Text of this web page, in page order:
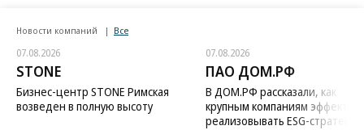
Новости компаний Все
07.08.2026
STONE
Бизнес-центр STONE Римская
возведен в полную высоту
07.08.2026
ПАО ДОМ.РФ
В ДОМ.РФ рассказали, как
крупным компаниям
реализовывать ESG-стратегию